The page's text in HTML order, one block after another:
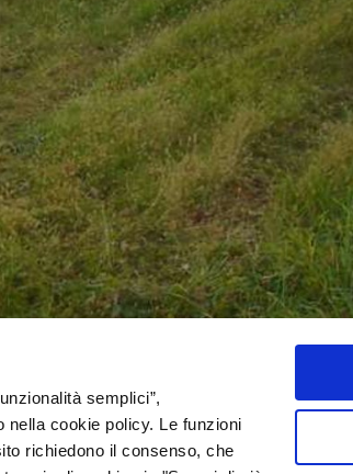
semplici”,
nella cookie policy. Le funzioni
richiedono il consenso, che